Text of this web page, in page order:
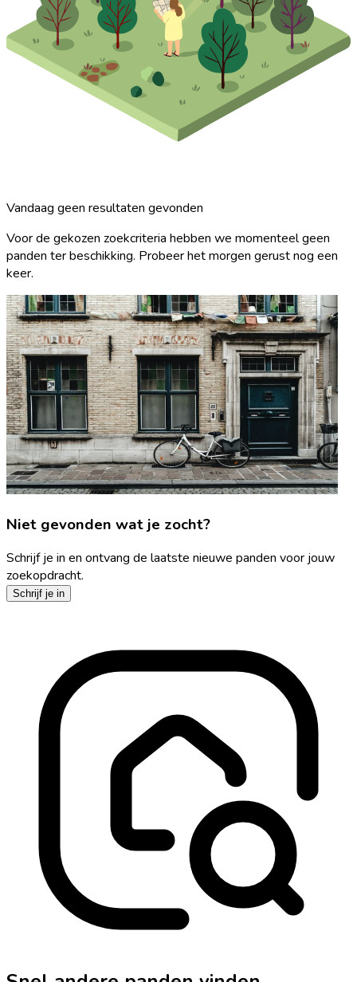
Vandaag geen resultaten gevonden
Voor de gekozen zoekcriteria hebben we momenteel geen
panden ter beschikking. Probeer het morgen gerust nog een
keer.
Niet gevonden wat je zocht?
Schrijf je in en ontvang de laatste nieuwe panden voor jouw
zoekopdracht.
Schrijf je in